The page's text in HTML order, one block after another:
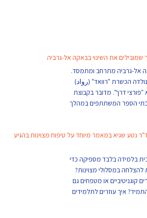
אל-גרביה מתרחב ומתמסד.
הכשרת "רוואד" (رواد)
דרך". מדובר בקבוצת
הספר המשתתפים במהלך
נטע שגיא במאמר מיוחד על טיפוח מצוינות בהגיע
בלמידה בלבד מספיקה כדי
להצלחה במסלולי מצוינות?
קוגניטיביים או מטפחים גם
איך עוזרים לתלמידים